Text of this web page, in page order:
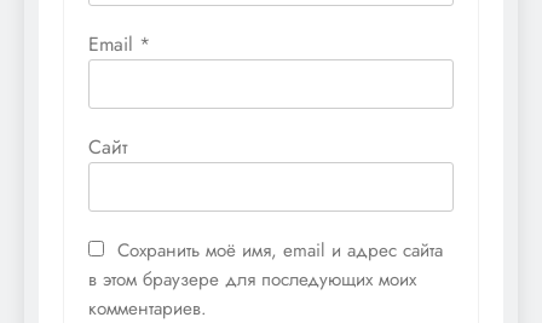
Email *
Сайт
Сохранить моё имя, email и адрес сайта
в этом браузере для последующих моих
комментариев.